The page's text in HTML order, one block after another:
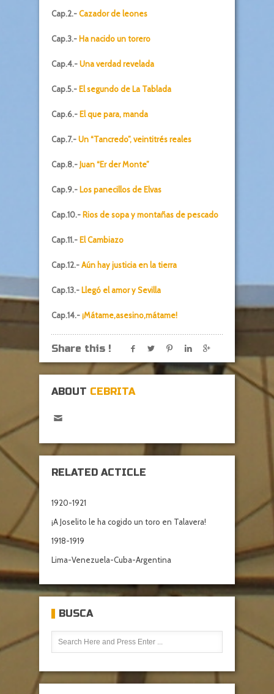
Cap.2.-Cazador de leones
Cap.3.- Ha nacido un torero
Cap.4.-Una verdad revelada
Cap.5.- El segundo de La Tablada
Cap.6.- El que para, manda
Cap.7.-Un “Tancredo”, veintitrés reales
Cap.8.-Juan “Er der Monte”
Cap.9.- Los panecillos de Elvas
Cap.10.- Rios de sopa y montañas de pescado
Cap.11.- El Cambiazo
Cap.12.-Aún hay justicia en la tierra
Cap.13.- Llegó el amor y Sevilla
Cap.14.-¡Mátame,asesino,mátame!
Share this !
ABOUT CEBRITA
RELATED ACTICLE
1920-1921
¡A Joselito le ha cogido un toro en Talavera!
1918-1919
Lima-Venezuela-Cuba-Argentina
BUSCA